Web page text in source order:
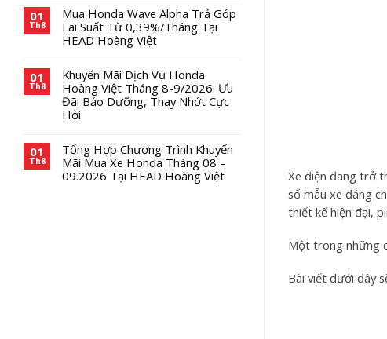
01
Th8
Mua Honda Wave Alpha Trả Góp
Lãi Suất Từ 0,39%/Tháng Tại
HEAD Hoàng Việt
01
Th8
Khuyến Mãi Dịch Vụ Honda
Hoàng Việt Tháng 8-9/2026: Ưu
Đãi Bảo Dưỡng, Thay Nhớt Cực
Hời
01
Th8
Tổng Hợp Chương Trình Khuyến
Mãi Mua Xe Honda Tháng 08 –
09.2026 Tại HEAD Hoàng Việt
Xe điện đang trở
số mẫu xe đáng
thiết kế hiện đại,
Một trong những
Bài viết dưới đây